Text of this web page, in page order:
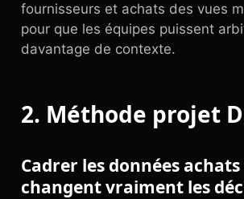
fournisseurs et achats des vues
pour que les équipes puissent
davantage de contexte.
2. Méthode projet
Cadrer les données
changent vraiment les